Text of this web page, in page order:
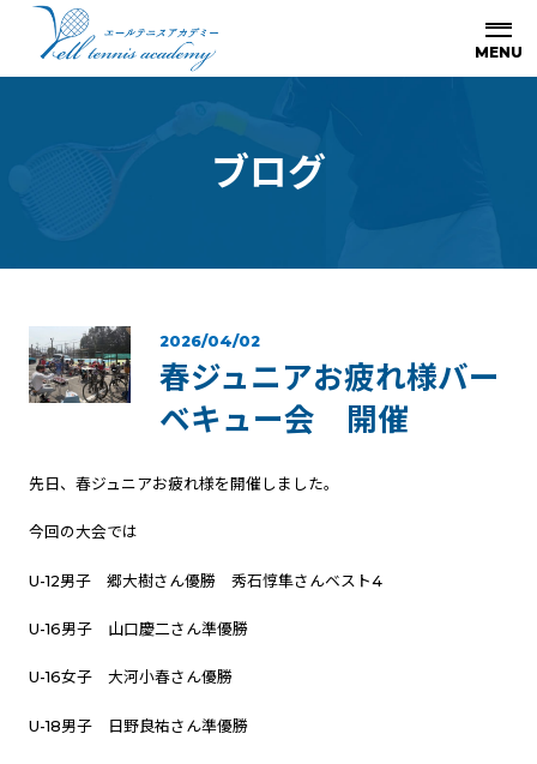
ブログ
2026/04/02
春ジュニアお疲れ様バー
ベキュー会 開催
先日、春ジュニアお疲れ様を開催しました。
今回の大会では
U-12男子 郷大樹さん優勝 秀石惇隼さんベスト4
U-16男子 山口慶二さん準優勝
U-16女子 大河小春さん優勝
U-18男子 日野良祐さん準優勝